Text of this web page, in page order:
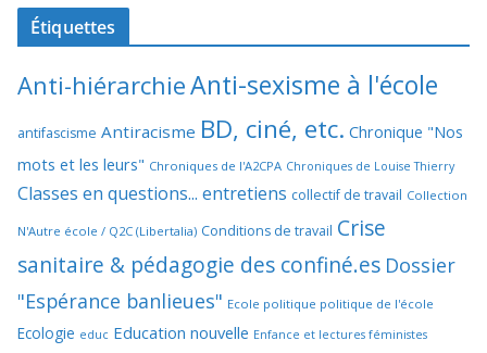
Étiquettes
Anti-hiérarchieAnti-sexisme à l'école
antifascisme Antiracisme BD, ciné, etc. Chronique "Nos
mots et les leurs" Chroniques de l'A2CPA Chroniques de Louise Thierry
Classes en questions... entretiens collectif de travail Collection
N'Autre école / Q2C (Libertalia) Conditions de travail Crise
sanitaire & pédagogie des confiné.es Dossier
"Espérance banlieues" Ecole politique politique de l'école
Ecologie educ Education nouvelle Enfance et lectures féministes